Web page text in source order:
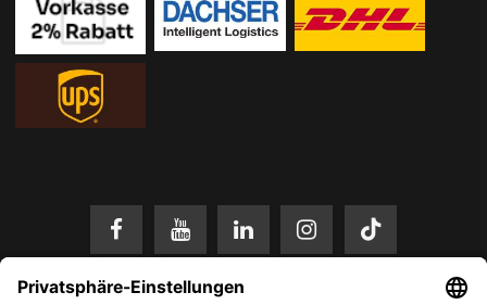
* Alle Preise in EUR inkl. gesetzl. Mehrwertsteuer zzgl. Versandkosten.